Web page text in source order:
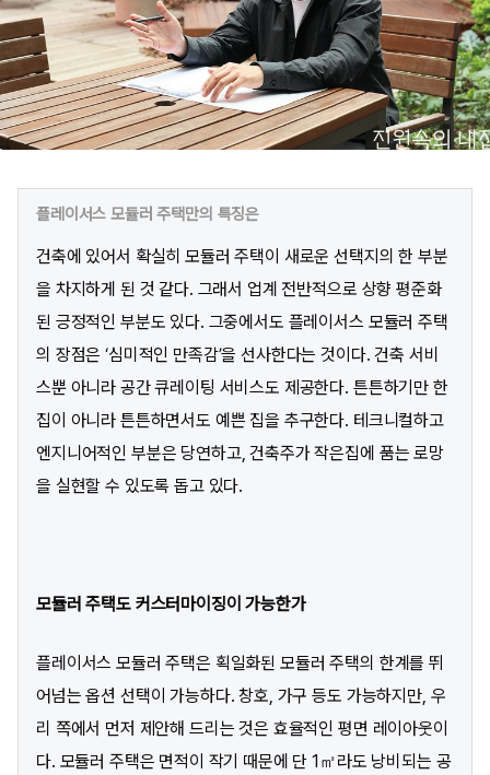
플레이서스 모듈러 주택만의 특징은
건축에 있어서 확실히 모듈러 주택이 새로운 선택지의 한 부분
을 차지하게 된 것 같다. 그래서 업계 전반적으로 상향 평준화
된 긍정적인 부분도 있다. 그중에서도 플레이서스 모듈러 주택
의 장점은 ‘심미적인 만족감’을 선사한다는 것이다. 건축 서비
스뿐 아니라 공간 큐레이팅 서비스도 제공한다. 튼튼하기만 한
집이 아니라 튼튼하면서도 예쁜 집을 추구한다. 테크니컬하고
엔지니어적인 부분은 당연하고, 건축주가 작은집에 품는 로망
을 실현할 수 있도록 돕고 있다.
모듈러 주택도 커스터마이징이 가능한가
플레이서스 모듈러 주택은 획일화된 모듈러 주택의 한계를 뛰
어넘는 옵션 선택이 가능하다. 창호, 가구 등도 가능하지만, 우
리 쪽에서 먼저 제안해 드리는 것은 효율적인 평면 레이아웃이
다. 모듈러 주택은 면적이 작기 때문에 단 1㎡라도 낭비되는 공